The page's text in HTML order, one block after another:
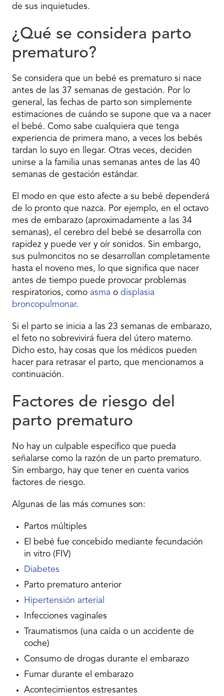
de sus inquietudes.
¿Qué se considera parto
prematuro?
Se considera que un bebé es prematuro si nace
antes de las 37 semanas de gestación. Por lo
general, las fechas de parto son simplemente
estimaciones de cuándo se supone que va a nacer
el bebé. Como sabe cualquiera que tenga
experiencia de primera mano, a veces los bebés
tardan lo suyo en llegar. Otras veces, deciden
unirse a la familia unas semanas antes de las 40
semanas de gestación estándar.
El modo en que esto afecte a su bebé dependerá
de lo pronto que nazca. Por ejemplo, en el octavo
mes de embarazo (aproximadamente a las 34
semanas), el cerebro del bebé se desarrolla con
rapidez y puede ver y oír sonidos. Sin embargo,
sus pulmoncitos no se desarrollan completamente
hasta el noveno mes, lo que significa que nacer
antes de tiempo puede provocar problemas
respiratorios, como asma o displasia
broncopulmonar.
Si el parto se inicia a las 23 semanas de embarazo,
el feto no sobrevivirá fuera del útero materno.
Dicho esto, hay cosas que los médicos pueden
hacer para retrasar el parto, que mencionamos a
continuación.
Factores de riesgo del
parto prematuro
No hay un culpable específico que pueda
señalarse como la razón de un parto prematuro.
Sin embargo, hay que tener en cuenta varios
factores de riesgo.
Algunas de las más comunes son:
Partos múltiples
El bebé fue concebido mediante fecundación
in vitro (FIV)
Diabetes
Parto prematuro anterior
Hipertensión arterial
Infecciones vaginales
Traumatismos (una caída o un accidente de
coche)
Consumo de drogas durante el embarazo
Fumar durante el embarazo
Acontecimientos estresantes